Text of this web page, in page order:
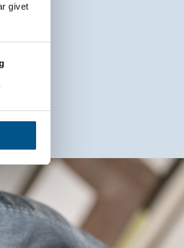
givet